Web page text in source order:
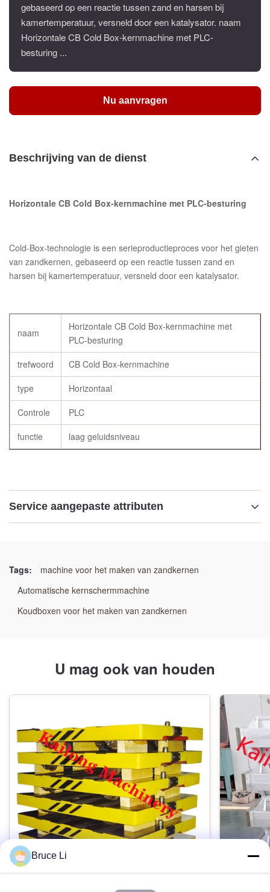
gebaseerd op een reactie tussen zand en harsen bij
kamertemperatuur, versneld door een katalysator. naam
Horizontale CB Cold Box-kernmachine met PLC-
besturing ...
Nu aanvragen
Beschrijving van de dienst
Horizontale CB Cold Box-kernmachine met PLC-besturing
Cold-Box-technologie is een serieproductieproces voor het gieten
van zandkernen, gebaseerd op een reactie tussen zand en
harsen bij kamertemperatuur, versneld door een katalysator.
naam
Horizontale CB Cold Box-kernmachine met
PLC-besturing
trefwoord
CB Cold Box-kernmachine
type
Horizontaal
Controle
PLC
functie
laag geluidsniveau
Service aangepaste attributen
Trefwoord:
Cold Box-kernmachine
Controle:
Markeren:
Horizontale CB Cold Box Core Machine,
PLC-besturing Cold Box Core Machine,
PLC Cold Box Core Making Machine
Tags:
machine voor het maken van zandkernen
Automatische kernschermmachine
Koudboxen voor het maken van zandkernen
U mag ook van houden
Bruce Li